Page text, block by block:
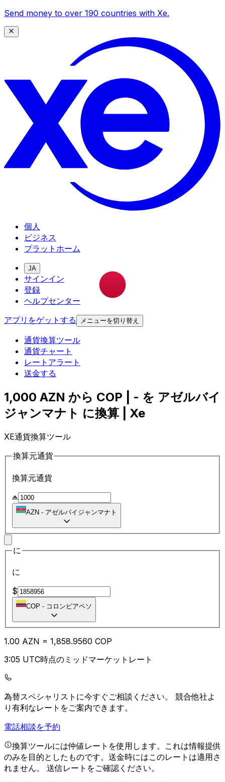
Send money to over 190 countries with Xe.
個人
ビジネス
プラットホーム
JA
サインイン
登録
ヘルプセンター
アプリをゲットする
メニューを切り替え
通貨換算ツール
通貨チャート
レートアラート
送金する
1,000 AZN から COP | - を アゼルバイ
ジャンマナト に換算 | Xe
XE通貨換算ツール
換算元通貨
換算元通貨
₼
AZN - アゼルバイジャンマナト
に
に
$
COP - コロンビアペソ
1.00 AZN = 1,858.9560 COP
3:05 UTC時点のミッドマーケットレート
為替スペシャリストに今すぐご相談ください。 競合他社よ
り有利なレートをご案内できます。
電話相談を予約
換算ツールには仲値レートを使用します。これは情報提供
のみを目的としたものです。送金時にはこのレートは適用さ
れません。 送信レートをご確認ください。